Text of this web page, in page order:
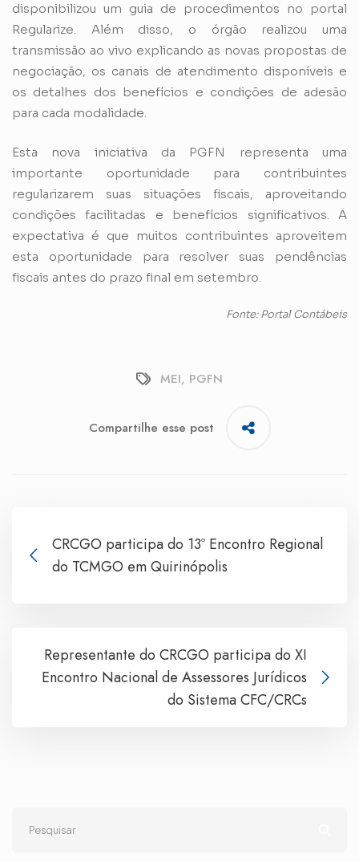
disponibilizou um guia de procedimentos no portal
Regularize. Além disso, o órgão realizou uma
transmissão ao vivo explicando as novas propostas de
negociação, os canais de atendimento disponíveis e
os detalhes dos benefícios e condições de adesão
para cada modalidade.
Esta nova iniciativa da PGFN representa uma
importante oportunidade para contribuintes
regularizarem suas situações fiscais, aproveitando
condições facilitadas e benefícios significativos. A
expectativa é que muitos contribuintes aproveitem
esta oportunidade para resolver suas pendências
fiscais antes do prazo final em setembro.
Fonte: Portal Contábeis
MEI, PGFN
Compartilhe esse post
CRCGO participa do 13º Encontro Regional
do TCMGO em Quirinópolis
Representante do CRCGO participa do XI
Encontro Nacional de Assessores Jurídicos
do Sistema CFC/CRCs